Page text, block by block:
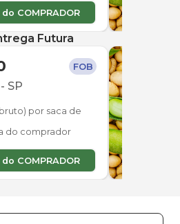
COMPRADOR
Futura
FOB
- SP
por saca de
do comprador
COMPRADOR